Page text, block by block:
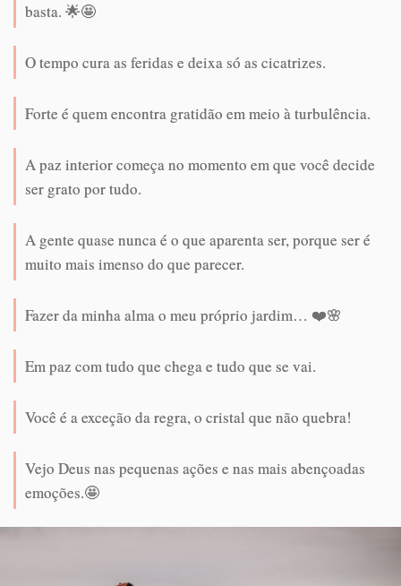
basta. 🌟🤩
O tempo cura as feridas e deixa só as cicatrizes.
Forte é quem encontra gratidão em meio à turbulência.
A paz interior começa no momento em que você decide
ser grato por tudo.
A gente quase nunca é o que aparenta ser, porque ser é
muito mais imenso do que parecer.
Fazer da minha alma o meu próprio jardim… ❤️🌸
Em paz com tudo que chega e tudo que se vai.
Você é a exceção da regra, o cristal que não quebra!
Vejo Deus nas pequenas ações e nas mais abençoadas
emoções.🤩